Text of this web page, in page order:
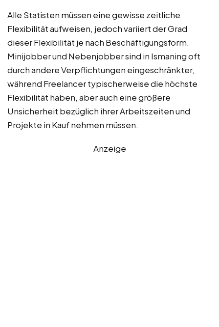
Alle Statisten müssen eine gewisse zeitliche
Flexibilität aufweisen, jedoch variiert der Grad
dieser Flexibilität je nach Beschäftigungsform.
Minijobber und Nebenjobber sind in Ismaning oft
durch andere Verpflichtungen eingeschränkter,
während Freelancer typischerweise die höchste
Flexibilität haben, aber auch eine größere
Unsicherheit bezüglich ihrer Arbeitszeiten und
Projekte in Kauf nehmen müssen.
Anzeige